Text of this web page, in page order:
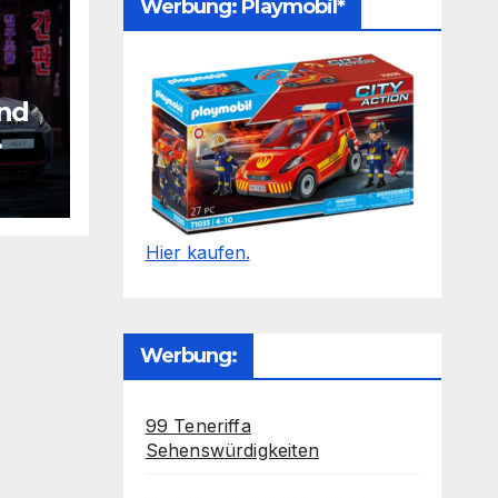
Werbung: Playmobil*
Hier kaufen.
Werbung:
99 Teneriffa
Sehenswürdigkeiten